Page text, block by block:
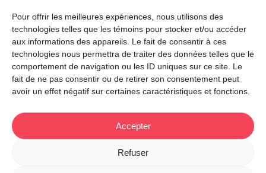
Pour offrir les meilleures expériences, nous utilisons des
technologies telles que les témoins pour stocker et/ou accéder
aux informations des appareils. Le fait de consentir à ces
technologies nous permettra de traiter des données telles que le
comportement de navigation ou les ID uniques sur ce site. Le
fait de ne pas consentir ou de retirer son consentement peut
avoir un effet négatif sur certaines caractéristiques et fonctions.
Accepter
Refuser
Boucher notaire et Associés
Lambert & Fils
On accorde le verbe au pluriel :
– Boucher notaire et Associés ont obtenu un contrat
d’envergure.
– Lambert & Fils ont installé leurs bureaux dans une
nouvelle bâtisse.
SLRR Cabinet de traduction